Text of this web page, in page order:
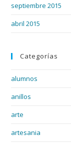
septiembre 2015
abril 2015
Categorías
alumnos
anillos
arte
artesania